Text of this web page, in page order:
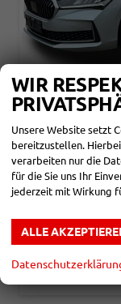
SKODA
unverbindliche
Fahrzeugnr. 861176
Kraftstoff Benzin
43.090,– €
incl. 19% MwSt.
CO2-Klasse:D
WIR
Unsere Website setzt
bereitzustellen.
verarbeiten nur die
für die Sie uns Ihr
jederzeit mit Wirkung
ALLE